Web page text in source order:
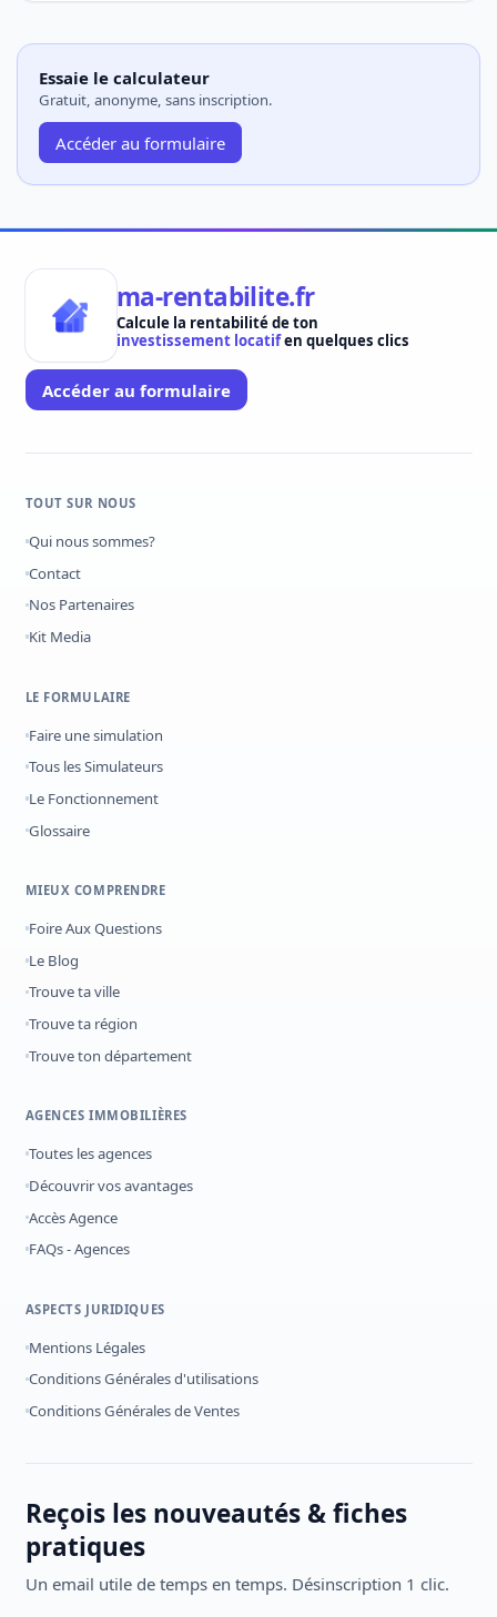
Essaie le calculateur
Gratuit, anonyme, sans inscription.
Accéder au formulaire
ma-rentabilite.fr
Calcule la rentabilité de ton
investissement locatifen quelques clics
Accéder au formulaire
TOUT SUR NOUS
Qui nous sommes?
Contact
Nos Partenaires
Kit Media
LE FORMULAIRE
Faire une simulation
Tous les Simulateurs
Le Fonctionnement
Glossaire
MIEUX COMPRENDRE
Foire Aux Questions
Le Blog
Trouve ta ville
Trouve ta région
Trouve ton département
AGENCES IMMOBILIÈRES
Toutes les agences
Découvrir vos avantages
Accès Agence
FAQs - Agences
ASPECTS JURIDIQUES
Mentions Légales
Conditions Générales d'utilisations
Conditions Générales de Ventes
Reçois les nouveautés & fiches
pratiques
Un email utile de temps en temps. Désinscription 1 clic.